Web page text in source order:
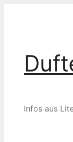
Infos aus